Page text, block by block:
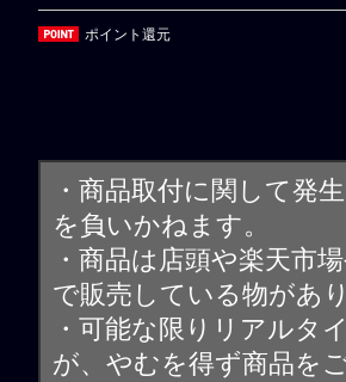
ポイント還元
・商品取付に関して発
を負いかねます。
・商品は店頭や楽天市
で販売している物があ
・可能な限りリアルタ
が、やむを得ず商品を